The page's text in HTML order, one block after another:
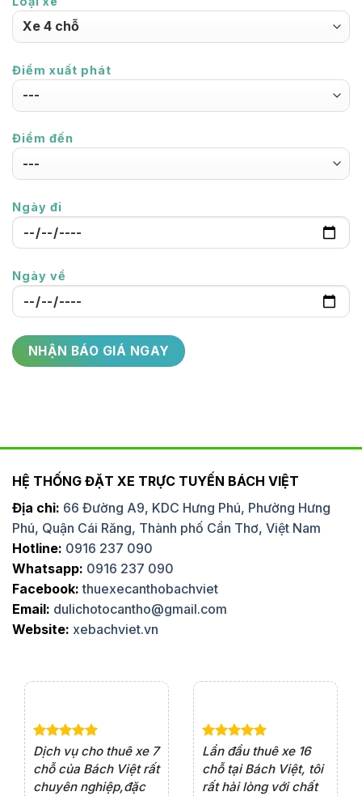
Điểm xuất phát
Điểm đến
Ngày đi
Ngày về
HỆ THỐNG ĐẶT XE TRỰC TUYẾN BÁCH VIỆT
Địa chỉ: 66 Đường A9, KDC Hưng Phú, Phường Hưng
Phú, Quận Cái Răng, Thành phố Cần Thơ, Việt Nam
Hotline: 0916 237 090
Whatsapp: 0916 237 090
Facebook: thuexecanthobachviet
Email: dulichotocantho@gmail.com
Website: xebachviet.vn
Dịch vụ cho thuê xe 7
chỗ của Bách Việt rất
chuyên nghiệp,đặc
Lần đầu thuê xe 16
chỗ tại Bách Việt, tôi
rất hài lòng với chất